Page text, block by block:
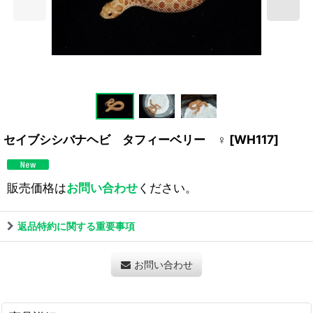
セイブシシバナヘビ タフィーベリー ♀ [WH117]
販売価格はお問い合わせください。
返品特約に関する重要事項
お問い合わせ